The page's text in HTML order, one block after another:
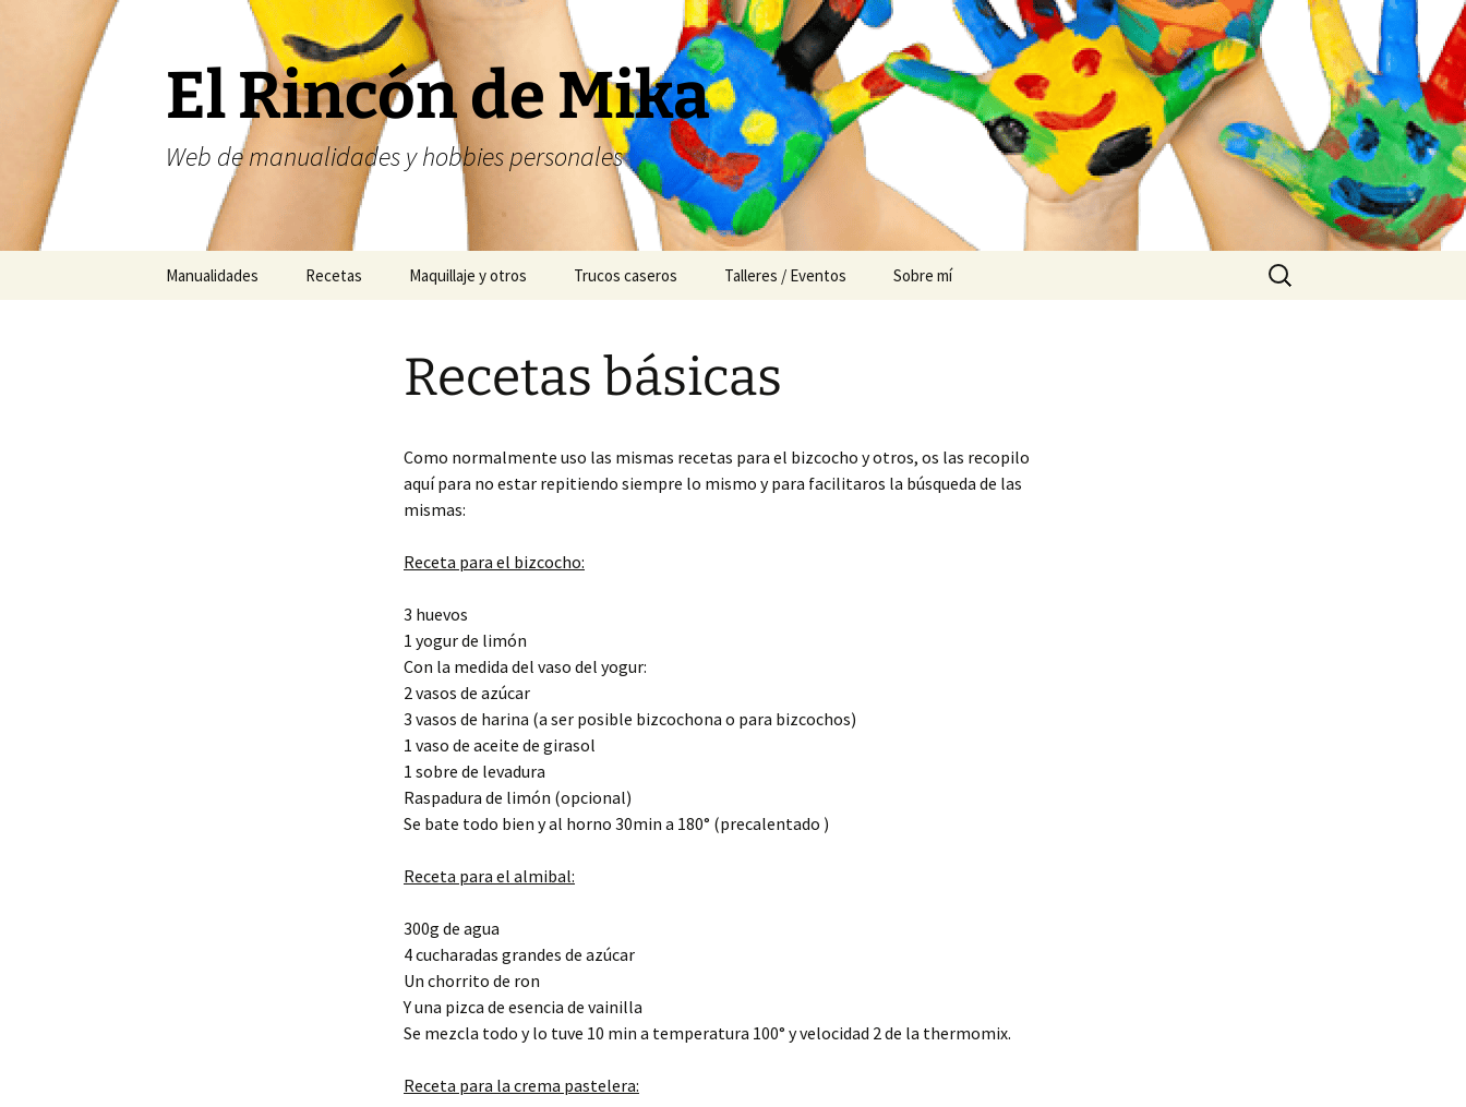
El Rincón de Mika
Web de manualidades y hobbies personales
Manualidades Recetas Maquillaje y otros Trucos caseros Talleres / Eventos
Mesas dulces
Sobre mí
Buscar:
Recetas básicas
Como normalmente uso las mismas recetas para el bizcocho y otros, os las recopilo
aquí para no estar repitiendo siempre lo mismo y para facilitaros la búsqueda de las
mismas:
Receta para el bizcocho:
3 huevos
1 yogur de limón
Con la medida del vaso del yogur:
2 vasos de azúcar
3 vasos de harina (a ser posible bizcochona o para bizcochos)
1 vaso de aceite de girasol
1 sobre de levadura
Raspadura de limón (opcional)
Se bate todo bien y al horno 30min a 180° (precalentado )
Receta para el almibal:
300g de agua
4 cucharadas grandes de azúcar
Un chorrito de ron
Y una pizca de esencia de vainilla
Se mezcla todo y lo tuve 10 min a temperatura 100° y velocidad 2 de la thermomix.
Receta para la crema pastelera: